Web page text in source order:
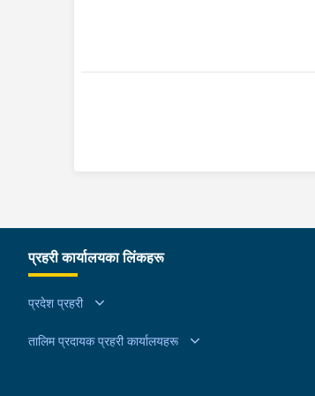
प्रहरी कार्यालयका लिंकहरू
प्रदेश प्रहरी
तालिम प्रदायक प्रहरी कार्यालयहरू